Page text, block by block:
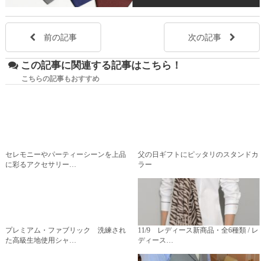
前の記事 次の記事
この記事に関連する記事はこちら！
こちらの記事もおすすめ
セレモニーやパーティーシーンを上品
に彩るアクセサリー…
父の日ギフトにピッタリのスタンドカ
ラー
プレミアム・ファブリック 洗練され
た高級生地使用シャ…
11/9 レディース新商品・全6種類 / レ
ディース…